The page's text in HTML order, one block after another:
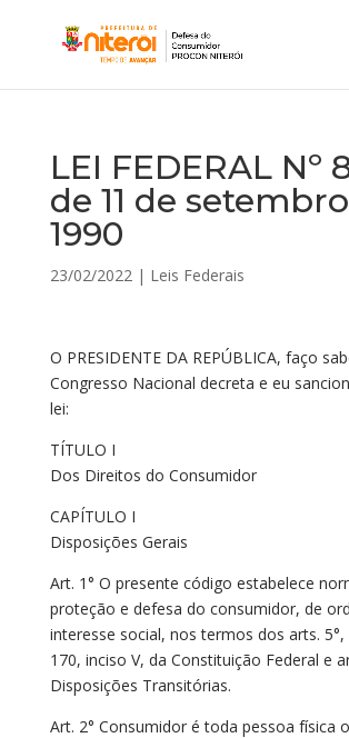
LEI FEDERAL Nº
de 11 de
1990
23/02/2022| Leis Federais
O PRESIDENTE DA REPÚBLICA, faço
Congresso Nacional decreta e eu
lei:
TÍTULO I
Dos Direitos do Consumidor
CAPÍTULO I
Disposições Gerais
Art. 1° O presente código estabelece
proteção e defesa do consumidor, de
interesse social, nos termos dos arts. 5°,
170, inciso V, da Constituição Federal e
Disposições Transitórias.
Art. 2° Consumidor é toda pessoa física